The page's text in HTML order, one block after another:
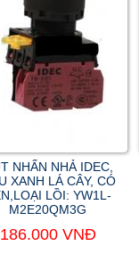
NHẤN NHẢ IDEC,
XANH LÁ CÂY, CÓ
LỒI: YW1L-
M2E20QM3G
186.000 VNĐ